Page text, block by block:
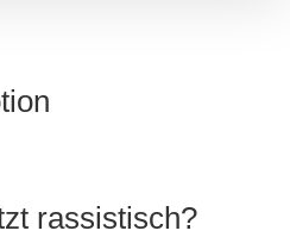
rassistisch?